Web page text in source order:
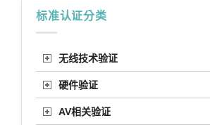
标准认证分类
无线技术验证
硬件验证
AV相关验证